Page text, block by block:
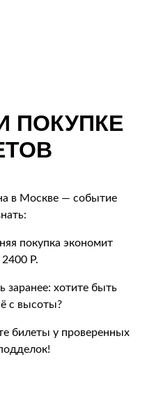
ПОКУПКЕ
в Москве — событие
покупка экономит
Р.
заранее: хотите быть
с высоты?
билеты у проверенных